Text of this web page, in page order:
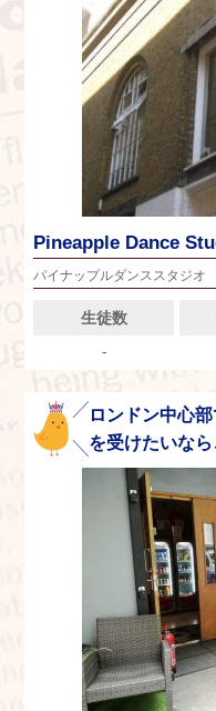
Pineapple Dance
パイナップルダンススタジオ
生徒数
-
ロンドン中心
を受けたいなら